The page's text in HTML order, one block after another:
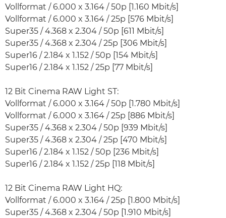
Vollformat / 6.000 x 3.164 / 50p [1.160 Mbit/s]
Vollformat / 6.000 x 3.164 / 25p [576 Mbit/s]
Super35 / 4.368 x 2.304 / 50p [611 Mbit/s]
Super35 / 4.368 x 2.304 / 25p [306 Mbit/s]
Super16 / 2.184 x 1.152 / 50p [154 Mbit/s]
Super16 / 2.184 x 1.152 / 25p [77 Mbit/s]
12 Bit Cinema RAW Light ST:
Vollformat / 6.000 x 3.164 / 50p [1.780 Mbit/s]
Vollformat / 6.000 x 3.164 / 25p [886 Mbit/s]
Super35 / 4.368 x 2.304 / 50p [939 Mbit/s]
Super35 / 4.368 x 2.304 / 25p [470 Mbit/s]
Super16 / 2.184 x 1.152 / 50p [236 Mbit/s]
Super16 / 2.184 x 1.152 / 25p [118 Mbit/s]
12 Bit Cinema RAW Light HQ:
Vollformat / 6.000 x 3.164 / 25p [1.800 Mbit/s]
Super35 / 4.368 x 2.304 / 50p [1.910 Mbit/s]